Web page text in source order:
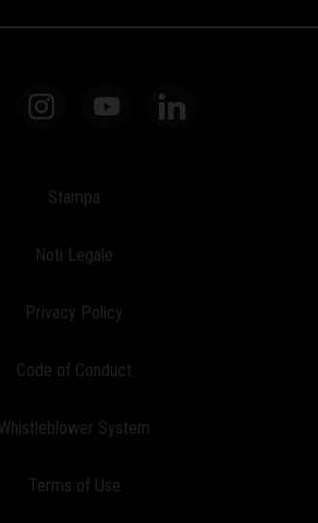
Stampa
Noti Legale
Privacy Policy
Code of Conduct
Whistleblower System
Terms of Use